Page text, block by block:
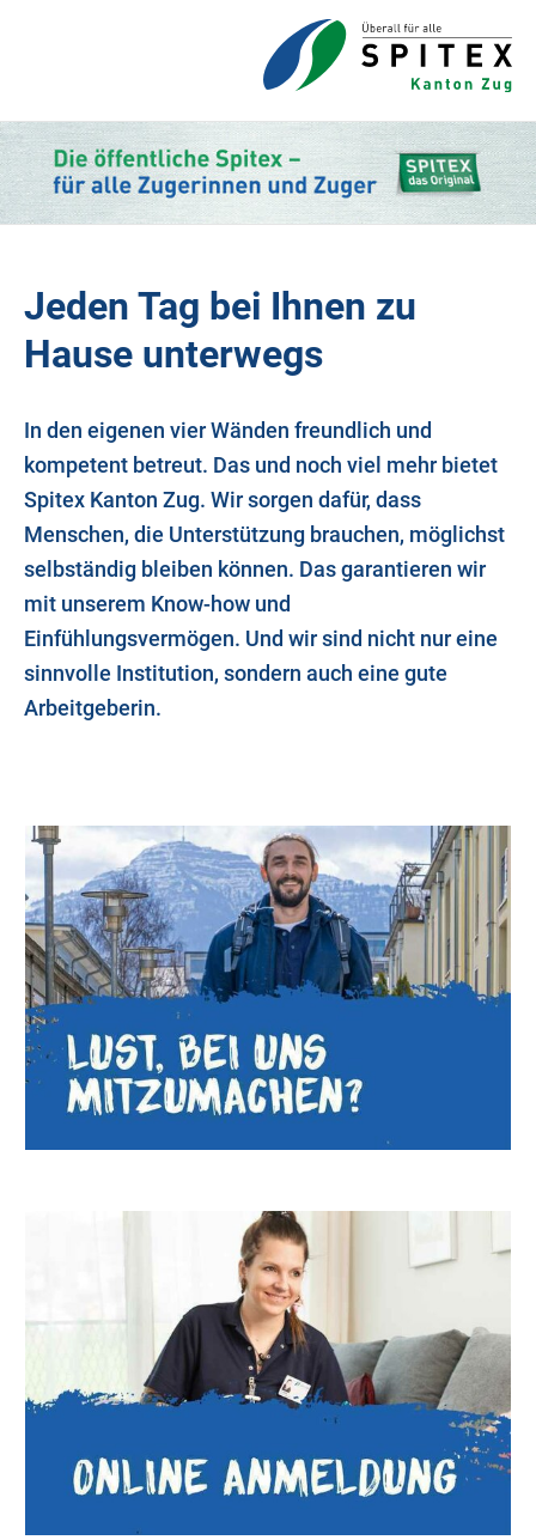
Jeden Tag bei Ihnen zu
Hause unterwegs
In den eigenen vier Wänden freundlich und
kompetent betreut. Das und noch viel mehr bietet
Spitex Kanton Zug. Wir sorgen dafür, dass
Menschen, die Unterstützung brauchen, möglichst
selbständig bleiben können. Das garantieren wir
mit unserem Know-how und
Einfühlungsvermögen. Und wir sind nicht nur eine
sinnvolle Institution, sondern auch eine gute
Arbeitgeberin.